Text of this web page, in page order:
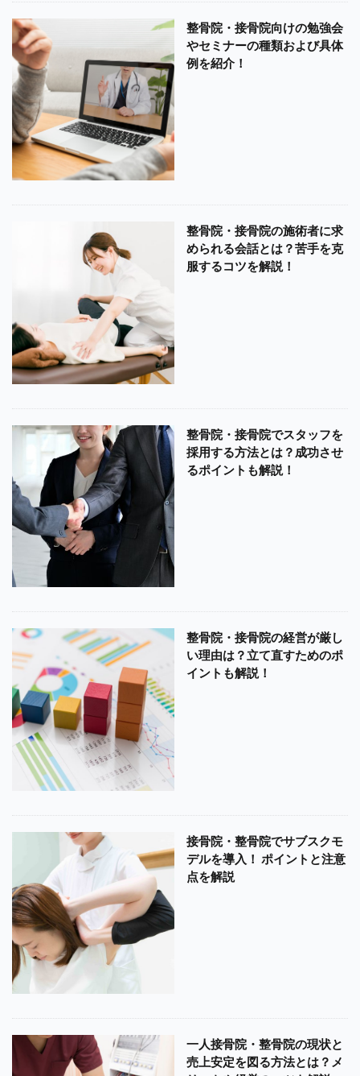
整骨院・接骨院向けの勉強会
やセミナーの種類および具体
例を紹介！
整骨院・接骨院の施術者に求
められる会話とは？苦手を克
服するコツを解説！
整骨院・接骨院でスタッフを
採用する方法とは？成功させ
るポイントも解説！
整骨院・接骨院の経営が厳し
い理由は？立て直すためのポ
イントも解説！
接骨院・整骨院でサブスクモ
デルを導入！ ポイントと注意
点を解説
一人接骨院・整骨院の現状と
売上安定を図る方法とは？メ